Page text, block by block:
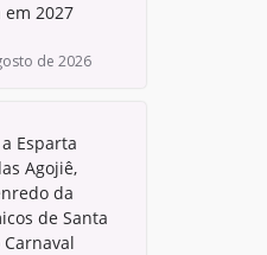
2027
de 2026
Esparta
Agojiê,
da
de Santa